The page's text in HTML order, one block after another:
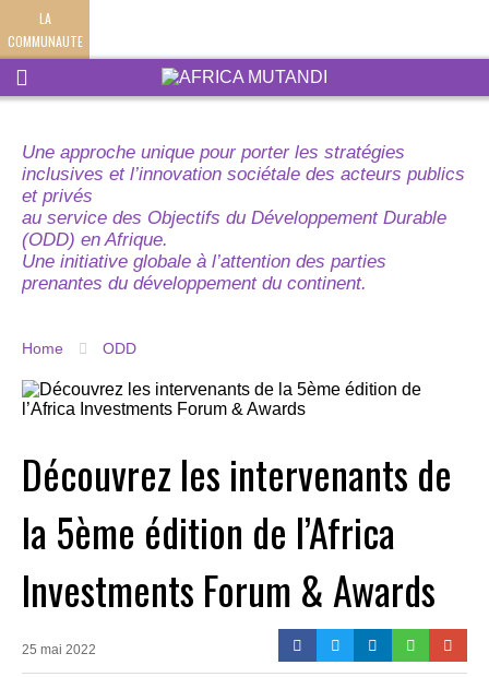
LA
COMMUNAUTE
Une approche unique pour porter les stratégies
inclusives et l’innovation sociétale des acteurs publics
et privés
au service des Objectifs du Développement Durable
(ODD) en Afrique.
Une initiative globale à l’attention des parties
prenantes du développement du continent.
Home ODD
Découvrez les intervenants de
la 5ème édition de l’Africa
Investments Forum & Awards
25 mai 2022